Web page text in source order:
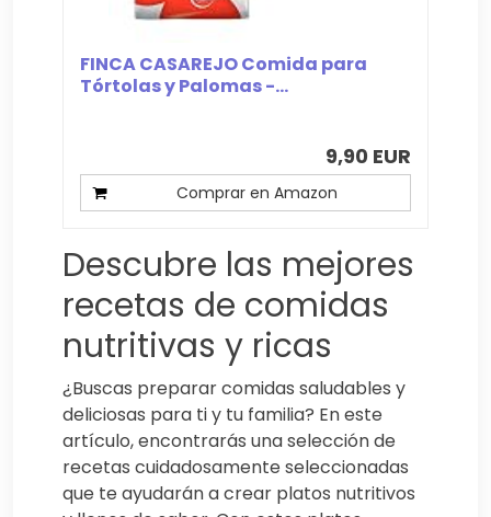
FINCA CASAREJO Comida para
Tórtolas y Palomas -...
9,90 EUR
Comprar en Amazon
Descubre las mejores
recetas de comidas
nutritivas y ricas
¿Buscas preparar comidas saludables y
deliciosas para ti y tu familia? En este
artículo, encontrarás una selección de
recetas cuidadosamente seleccionadas
que te ayudarán a crear platos nutritivos